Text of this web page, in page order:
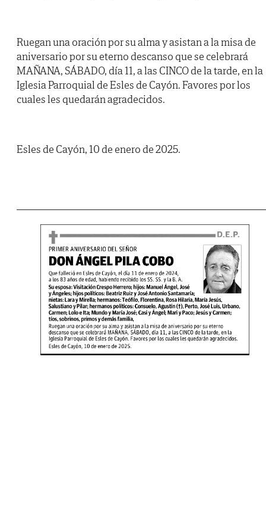
Ruegan una oración por su alma y asistan a la misa de
aniversario por su eterno descanso que se celebrará
MAÑANA, SÁBADO, día 11, a las CINCO de la tarde, en la
Iglesia Parroquial de Esles de Cayón. Favores por los
cuales les quedarán agradecidos.
Esles de Cayón, 10 de enero de 2025.